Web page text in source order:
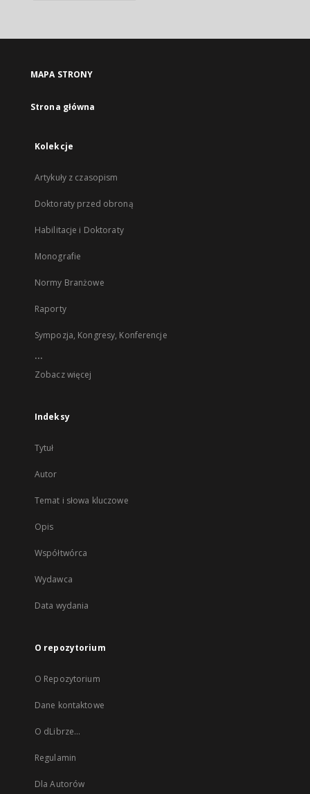
MAPA STRONY
Strona główna
Kolekcje
Artykuły z czasopism
Doktoraty przed obroną
Habilitacje i Doktoraty
Monografie
Normy Branżowe
Raporty
Sympozja, Kongresy, Konferencje
...
Zobacz więcej
Indeksy
Tytuł
Autor
Temat i słowa kluczowe
Opis
Współtwórca
Wydawca
Data wydania
O repozytorium
O Repozytorium
Dane kontaktowe
O dLibrze...
Regulamin
Dla Autorów